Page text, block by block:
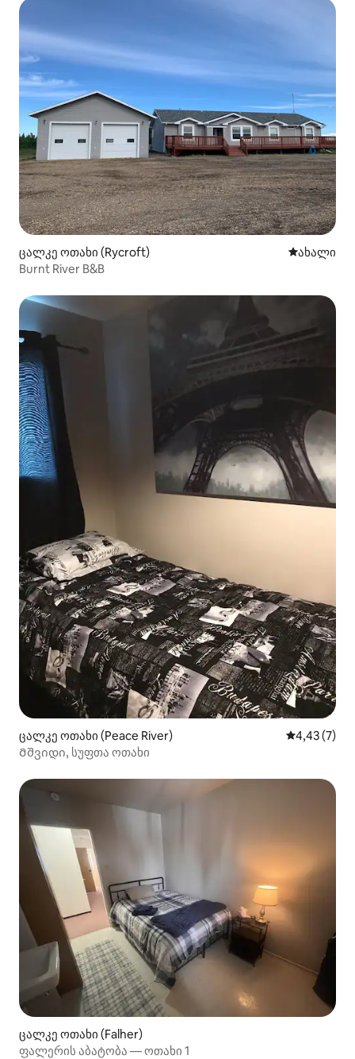
ცალკე ოთახი (Rycroft) ახლად
ახალი
Burnt River B&B
ცალკე ოთახი (Peace River) საშუალო
4,43 (7)
Მშვიდი, სუფთა ოთახი
ცალკე ოთახი (Falher)
ფალერის აბატობა — ოთახი 1